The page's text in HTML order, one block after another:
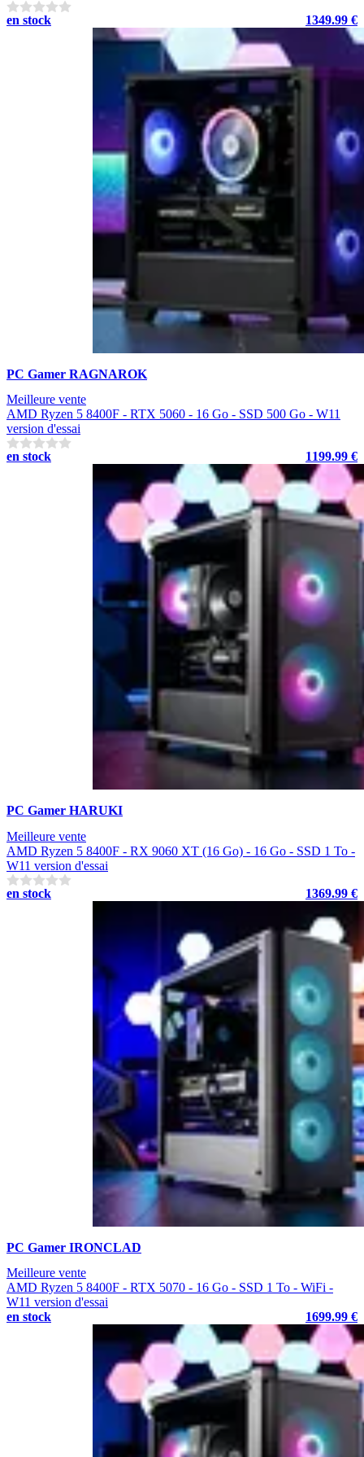
en stock
1349.99 €
PC Gamer RAGNAROK
Meilleure vente
AMD Ryzen 5 8400F - RTX 5060 - 16 Go - SSD 500 Go - W11
version d'essai
en stock
1199.99 €
PC Gamer HARUKI
Meilleure vente
AMD Ryzen 5 8400F - RX 9060 XT (16 Go) - 16 Go - SSD 1 To -
W11 version d'essai
en stock
1369.99 €
PC Gamer IRONCLAD
Meilleure vente
AMD Ryzen 5 8400F - RTX 5070 - 16 Go - SSD 1 To - WiFi -
W11 version d'essai
en stock
1699.99 €